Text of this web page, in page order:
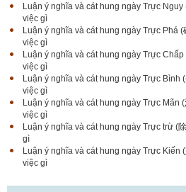
Luận ý nghĩa và cát hung ngày Trực
việc gì
Luận ý nghĩa và cát hung ngày Trực Phá
việc gì
Luận ý nghĩa và cát hung ngày Trực
việc gì
Luận ý nghĩa và cát hung ngày Trực Bình
việc gì
Luận ý nghĩa và cát hung ngày Trực Mãn
việc gì
Luận ý nghĩa và cát hung ngày Trực trừ (
gì
Luận ý nghĩa và cát hung ngày Trực Kiến
việc gì